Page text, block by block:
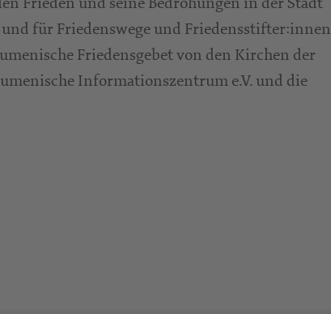
für Friedenswege und Friedensstifter:innen
Friedensgebet von den Kirchen der
Informationszentrum e.V. und die